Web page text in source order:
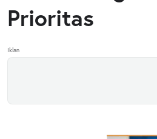
Prioritas
Iklan